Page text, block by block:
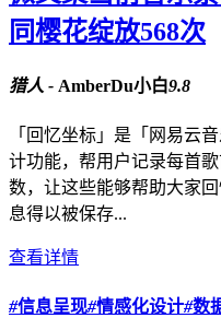
同樱花绽放568次
猎人 - AmberDu小白9.8
「回忆坐标」是「网易云
计功能，帮用户记录每首
数，让这些能够帮助大家
息得以被保存...
查看详情
#信息呈现#情感化设计#数